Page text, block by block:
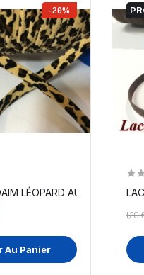
-20%
LÉOPARD AU MÈTRE
Au Panier
1,20